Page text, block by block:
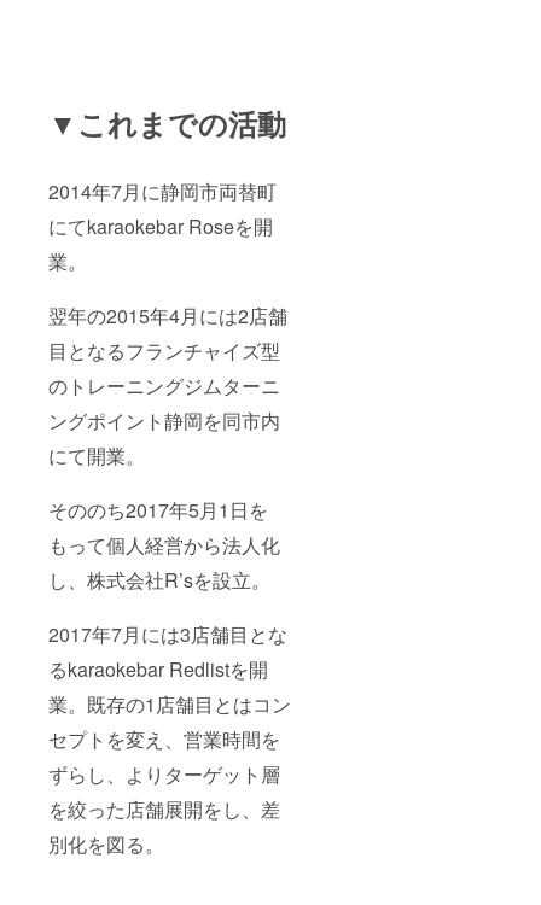
▼これまでの活動
2014年7月に静岡市両替町
にてkaraokebar Roseを開
業。
翌年の2015年4月には2店舗
目となるフランチャイズ型
のトレーニングジムターニ
ングポイント静岡を同市内
にて開業。
そののち2017年5月1日を
もって個人経営から法人化
し、株式会社R’sを設立。
2017年7月には3店舗目とな
るkaraokebar Redlistを開
業。既存の1店舗目とはコン
セプトを変え、営業時間を
ずらし、よりターゲット層
を絞った店舗展開をし、差
別化を図る。